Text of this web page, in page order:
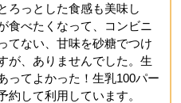
ろっとした食感も美味し
食べたくなって、コンビニ
てない、甘味を砂糖でつけ
が、ありませんでした。生
ってよかった！生乳100パー
約して利用しています。